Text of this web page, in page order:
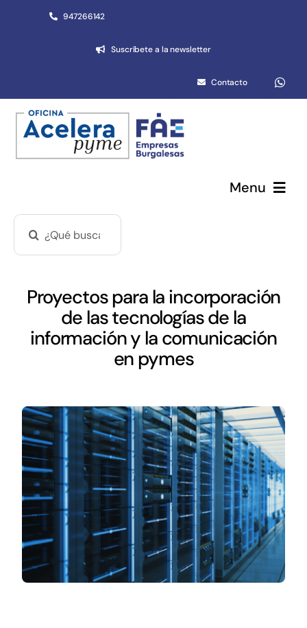
947266142
Suscríbete a la newsletter
Contacto
Menu
Networking
Antena Tecnológica
Conócenos
Proyectos para la incorporación
de las tecnologías de la
información y la comunicación
en pymes